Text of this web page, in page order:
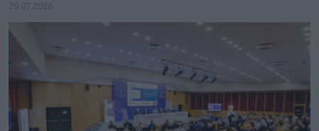
29.07.2026